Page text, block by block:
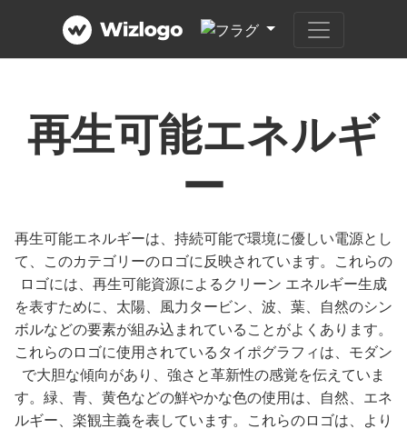
再生可能エネルギ
ー
再生可能エネルギーは、持続可能で環境に優しい電源とし
て、このカテゴリーのロゴに反映されています。これらの
ロゴには、再生可能資源によるクリーン エネルギー生成
を表すために、太陽、風力タービン、波、葉、自然のシン
ボルなどの要素が組み込まれていることがよくあります。
これらのロゴに使用されているタイポグラフィは、モダン
で大胆な傾向があり、強さと革新性の感覚を伝えていま
す。緑、青、黄色などの鮮やかな色の使用は、自然、エネ
ルギー、楽観主義を表しています。これらのロゴは、より